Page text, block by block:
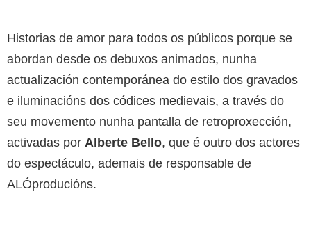
Historias de amor para todos os públicos porque se
abordan desde os debuxos animados, nunha
actualización contemporánea do estilo dos gravados
e iluminacións dos códices medievais, a través do
seu movemento nunha pantalla de retroproxección,
activadas por Alberte Bello, que é outro dos actores
do espectáculo, ademais de responsable de
ALÓproducións.